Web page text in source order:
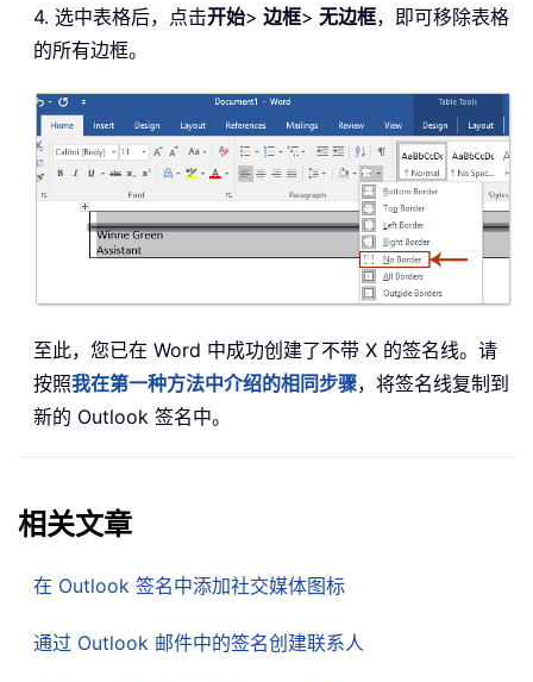
4. 选中表格后，点击开始> 边框> 无边框，即可移除表格
的所有边框。
至此，您已在 Word 中成功创建了不带 X 的签名线。请
按照我在第一种方法中介绍的相同步骤，将签名线复制到
新的 Outlook 签名中。
相关文章
在 Outlook 签名中添加社交媒体图标
通过 Outlook 邮件中的签名创建联系人